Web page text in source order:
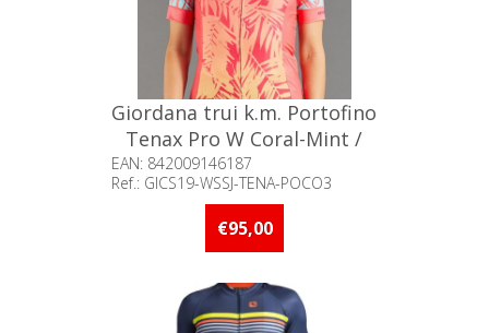
Giordana trui k.m. Portofino
Tenax Pro W Coral-Mint /
M°
EAN: 842009146187
Ref.: GICS19-WSSJ-TENA-POCO3
Beschikbaarheid:: Minder dan 5
stuks op voorraad
€95,00